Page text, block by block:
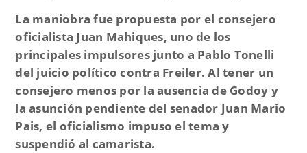
La maniobra fue propuesta por el consejero
oficialista Juan Mahiques, uno de los
principales impulsores junto a Pablo Tonelli
del juicio político contra Freiler. Al tener un
consejero menos por la ausencia de Godoy y
la asunción pendiente del senador Juan Mario
Pais, el oficialismo impuso el tema y
suspendió al camarista.